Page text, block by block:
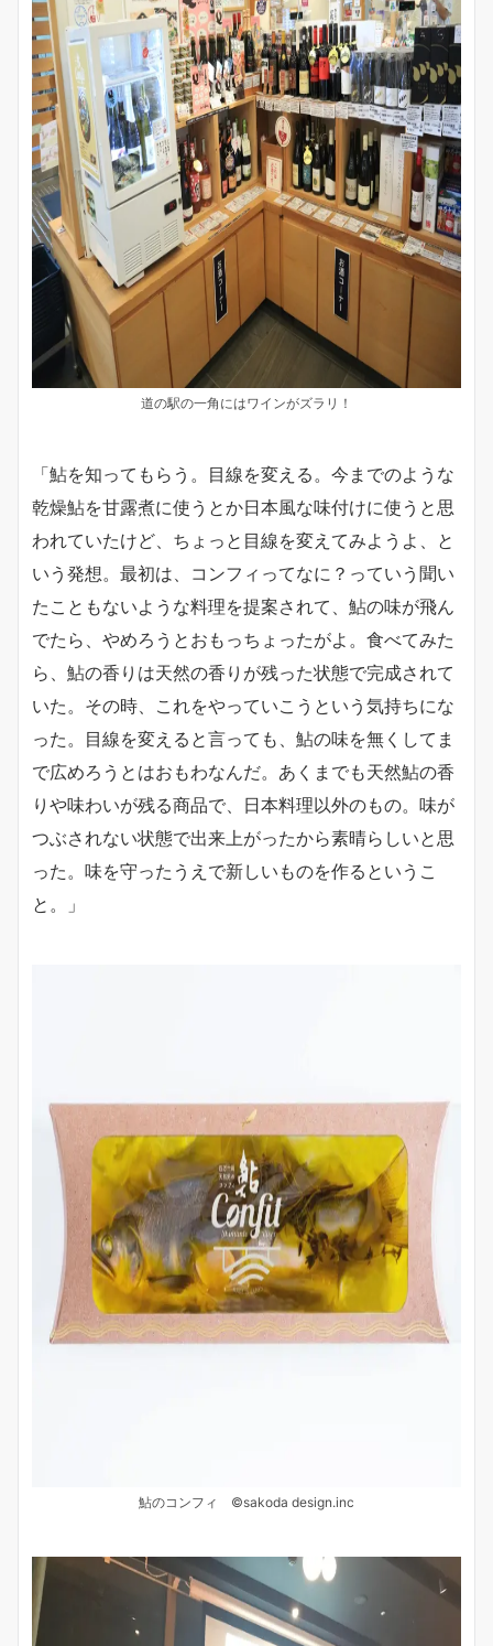
道の駅の一角にはワインがズラリ！
「鮎を知ってもらう。目線を変える。今までのような
乾燥鮎を甘露煮に使うとか日本風な味付けに使うと思
われていたけど、ちょっと目線を変えてみようよ、と
いう発想。最初は、コンフィってなに？っていう聞い
たこともないような料理を提案されて、鮎の味が飛ん
でたら、やめろうとおもっちょったがよ。食べてみた
ら、鮎の香りは天然の香りが残った状態で完成されて
いた。その時、これをやっていこうという気持ちにな
った。目線を変えると言っても、鮎の味を無くしてま
で広めろうとはおもわなんだ。あくまでも天然鮎の香
りや味わいが残る商品で、日本料理以外のもの。味が
つぶされない状態で出来上がったから素晴らしいと思
った。味を守ったうえで新しいものを作るというこ
と。」
鮎のコンフィ ©sakoda design.inc